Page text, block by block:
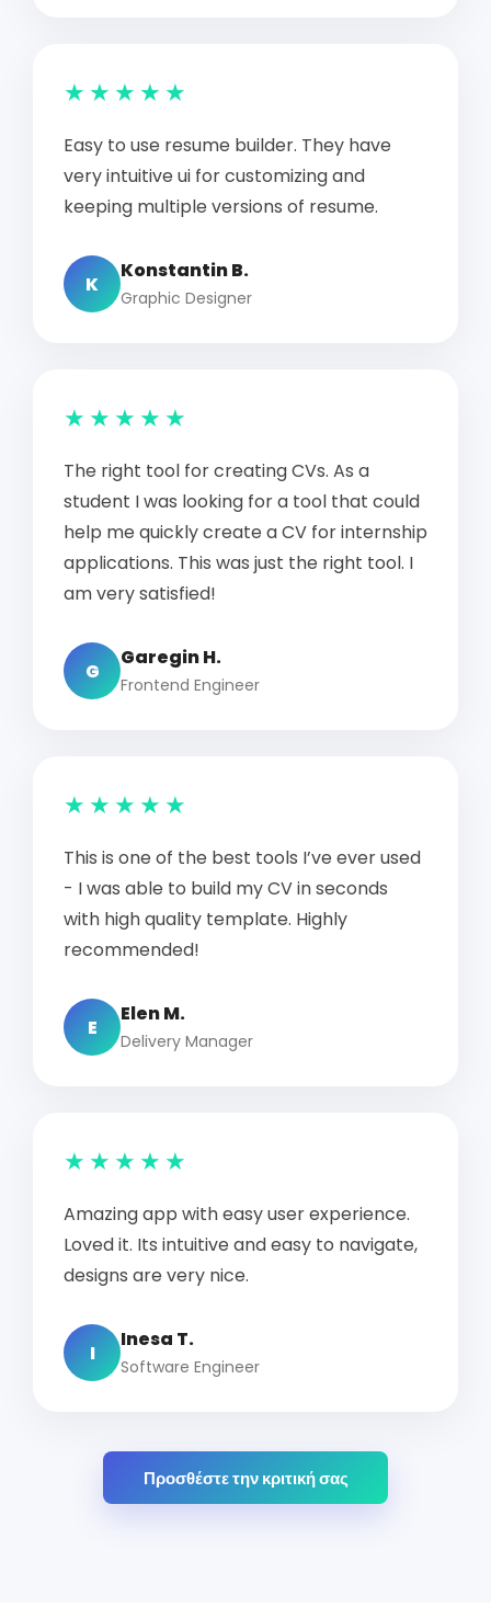
★★★★★
Easy to use resume builder. They have
very intuitive ui for customizing and
keeping multiple versions of resume.
K
Konstantin B.
Graphic Designer
★★★★★
The right tool for creating CVs. As a
student I was looking for a tool that could
help me quickly create a CV for internship
applications. This was just the right tool. I
am very satisfied!
G
Garegin H.
Frontend Engineer
★★★★★
This is one of the best tools I’ve ever used
- I was able to build my CV in seconds
with high quality template. Highly
recommended!
E
Elen M.
Delivery Manager
★★★★★
Amazing app with easy user experience.
Loved it. Its intuitive and easy to navigate,
designs are very nice.
I
Inesa T.
Software Engineer
Προσθέστε την κριτική σας